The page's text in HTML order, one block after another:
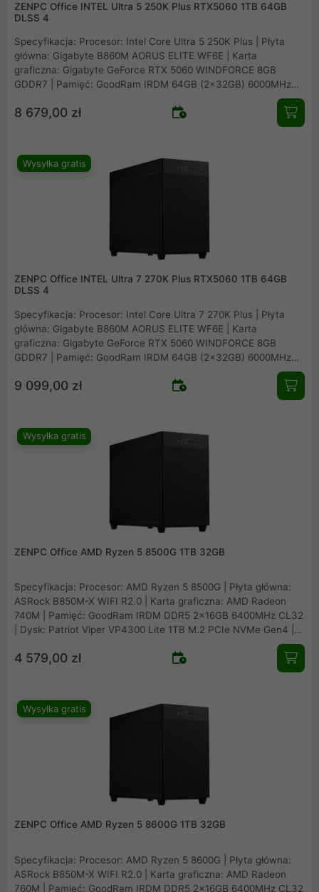
ZENPC Office INTEL Ultra 5 250K Plus RTX5060 1TB 64GB
DLSS 4
Specyfikacja: Procesor: Intel Core Ultra 5 250K Plus | Płyta
główna: Gigabyte B860M AORUS ELITE WF6E | Karta
graficzna: Gigabyte GeForce RTX 5060 WINDFORCE 8GB
GDDR7 | Pamięć: GoodRam IRDM 64GB (2x32GB) 6000MHz
CL30 | Dysk: Patriot Viper VP4300 Lite 1TB M.2 PCIe NVMe
Gen4 | Obudowa: Asus Prime AP201 Mesh | Zasilacz: Seasonic
B12 BM-550 80Plus Bronze 550W | Chłodzenie procesora:
Fander Roxo P12 Reverse
8 679,00 zł
Wysyłka gratis
ZENPC Office INTEL Ultra 7 270K Plus RTX5060 1TB 64GB
DLSS 4
Specyfikacja: Procesor: Intel Core Ultra 7 270K Plus | Płyta
główna: Gigabyte B860M AORUS ELITE WF6E | Karta
graficzna: Gigabyte GeForce RTX 5060 WINDFORCE 8GB
GDDR7 | Pamięć: GoodRam IRDM 64GB (2x32GB) 6000MHz
CL30 | Dysk: Patriot Viper VP4300 Lite 1TB M.2 PCIe NVMe
Gen4 | Obudowa: Asus Prime AP201 Mesh | Zasilacz: Seasonic
B12 BM-550 80Plus Bronze 550W | Chłodzenie procesora:
Fander Roxo P12 Reverse
9 099,00 zł
Wysyłka gratis
ZENPC Office AMD Ryzen 5 8500G 1TB 32GB
Specyfikacja: Procesor: AMD Ryzen 5 8500G | Płyta główna:
ASRock B850M-X WIFI R2.0 | Karta graficzna: AMD Radeon
740M | Pamięć: GoodRam IRDM DDR5 2x16GB 6400MHz CL32
| Dysk: Patriot Viper VP4300 Lite 1TB M.2 PCIe NVMe Gen4 |
Obudowa: Asus Prime AP201 Mesh | Zasilacz: Seasonic B12
BM-550 80Plus Bronze 550W | Chłodzenie procesora: Arctic
Freezer 36 Black | Wentylatory: 1x fabryczny + 2x Fander Roxo
4 579,00 zł
Wysyłka gratis
ZENPC Office AMD Ryzen 5 8600G 1TB 32GB
Specyfikacja: Procesor: AMD Ryzen 5 8600G | Płyta główna:
ASRock B850M-X WIFI R2.0 | Karta graficzna: AMD Radeon
760M | Pamięć: GoodRam IRDM DDR5 2x16GB 6400MHz CL32